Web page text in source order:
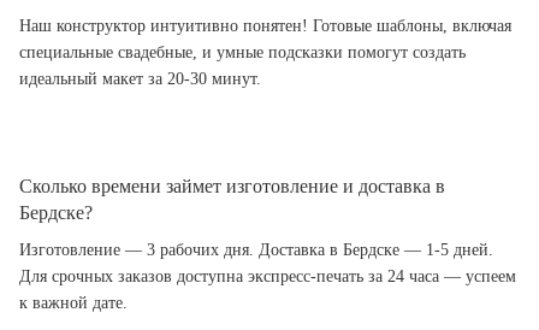
Наш конструктор интуитивно понятен! Готовые шаблоны, включая
специальные свадебные, и умные подсказки помогут создать
идеальный макет за 20-30 минут.
Сколько времени займет изготовление и доставка в
Бердске?
Изготовление — 3 рабочих дня. Доставка в Бердске — 1-5 дней.
Для срочных заказов доступна экспресс-печать за 24 часа — успеем
к важной дате.